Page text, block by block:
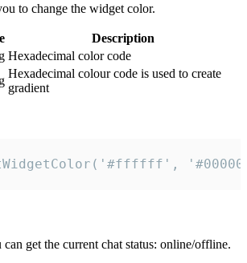
to change the widget color.
Description
Hexadecimal color code
Hexadecimal colour code is used to create
gradient
get the current chat status: online/offline.